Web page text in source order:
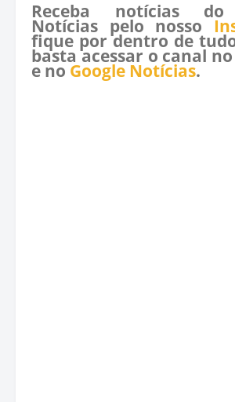
Receba notícias do
Notícias pelo nosso
fique por dentro de
basta acessar o canal no
e no Google Notícias.